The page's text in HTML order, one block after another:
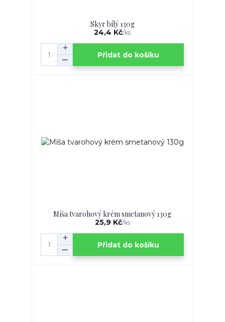
Skyr bílý 130g
24,4 Kč/ks
Přidat do košíku
Míša tvarohový krém smetanový 130g
25,9 Kč/ks
Přidat do košíku